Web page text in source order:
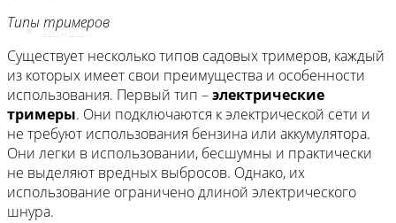
Видео
Типы тримеров
Существует несколько типов садовых тримеров, каждый
из которых имеет свои преимущества и особенности
использования. Первый тип –электрические
тримеры. Они подключаются к электрической сети и
не требуют использования бензина или аккумулятора.
Они легки в использовании, бесшумны и практически
не выделяют вредных выбросов. Однако, их
использование ограничено длиной электрического
шнура.